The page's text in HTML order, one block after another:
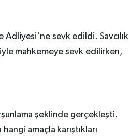
Adliyesi'ne sevk edildi. Savcılık
mahkemeye sevk edilirken,
şeklinde gerçekleşti.
amaçla karıştıkları